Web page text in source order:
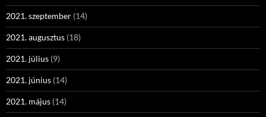
2021. szeptember (14)
2021. augusztus (18)
2021. július (9)
2021. június (14)
2021. május (14)